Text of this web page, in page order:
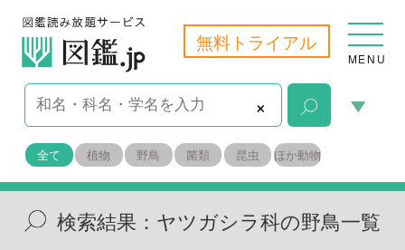
無料トライアル
MENU
×
全て 植物 野鳥 菌類 昆虫 ほか動物
検索結果：ヤツガシラ科の野鳥一覧